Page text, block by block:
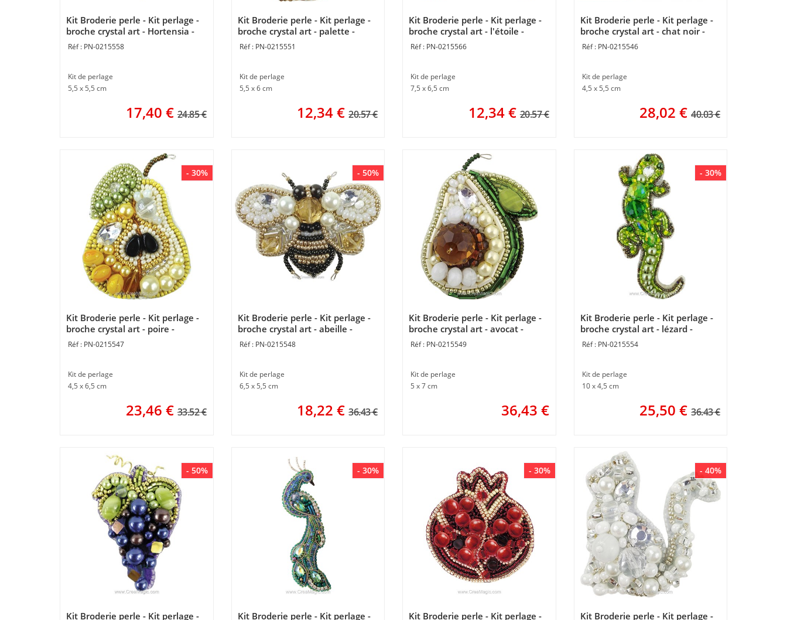
Kit Broderie perle - Kit perlage -
broche crystal art - Hortensia -
Momentos Magicos
PN-0215558
Kit de perlage
5,5 x 5,5 cm
17,40 € 24.85 €
Kit Broderie perle - Kit perlage -
broche crystal art - palette -
Momentos Magicos
PN-0215551
Kit de perlage
5,5 x 6 cm
12,34€ 20.57 €
Kit Broderie perle - Kit perlage -
broche crystal art - l'étoile -
Momentos Magicos
PN-0215566
Kit de perlage
7,5 x 6,5 cm
12,34€ 20.57 €
Kit Broderie perle - Kit perlage -
broche crystal art - chat noir -
Momentos Magicos
PN-0215546
Kit de perlage
4,5 x 5,5 cm
28,02 € 40.03 €
- 30%
Kit Broderie perle - Kit perlage -
broche crystal art - poire -
Momentos Magicos
PN-0215547
Kit de perlage
4,5 x 6,5 cm
23,46 € 33.52 €
- 50%
Kit Broderie perle - Kit perlage -
broche crystal art - abeille -
Momentos Magicos
PN-0215548
Kit de perlage
6,5 x 5,5 cm
18,22 € 36.43 €
Kit Broderie perle - Kit perlage -
broche crystal art - avocat -
Momentos Magicos
PN-0215549
Kit de perlage
5 x 7 cm
36,43 €
- 30%
Kit Broderie perle - Kit perlage -
broche crystal art - lézard -
Momentos Magicos
PN-0215554
Kit de perlage
10 x 4,5 cm
25,50 € 36.43 €
- 50%
Kit Broderie perle - Kit perlage -
- 30%
Kit Broderie perle - Kit perlage -
- 30%
Kit Broderie perle - Kit perlage -
- 40%
Kit Broderie perle - Kit perlage -